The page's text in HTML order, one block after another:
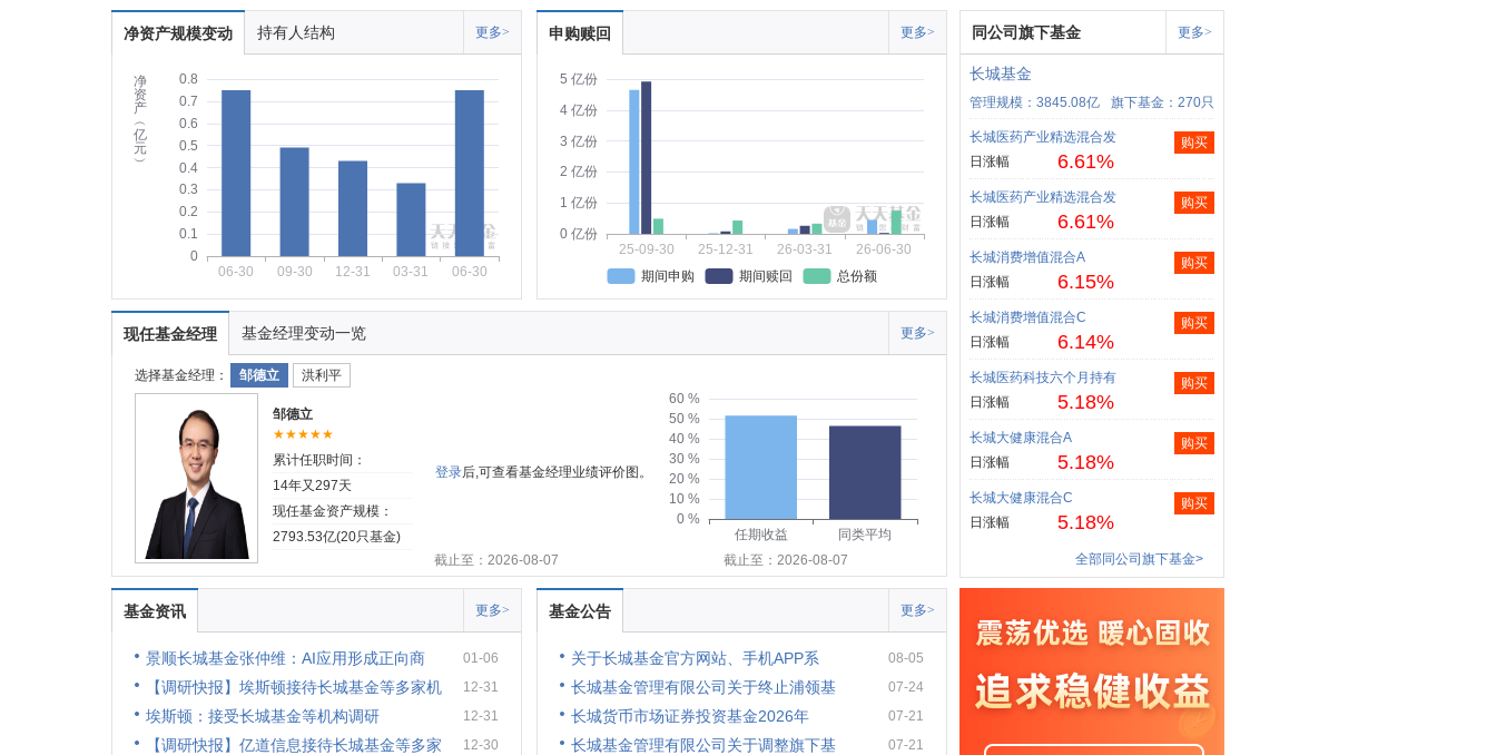
净资产规模变动 持有人结构 更多>
净
资
产
︵
亿
元
︶
0
0.1
0.2
0.3
0.4
0.5
0.6
0.7
0.8
06-30 09-30 12-31 03-31 06-30
申购赎回 更多>
0 亿份
1 亿份
2 亿份
3 亿份
4 亿份
5 亿份
25-09-30 25-12-31 26-03-31
26-06-30
期间申购
期间赎回 总份额
现任基金经理 基金经理变动一览 更多>
选择基金经理： 邹德立 洪利平
邹德立
★★★★★
累计任职时间：
14年又297天
现任基金资产规模：
2793.53亿(20只基金)
登录后,可查看基金经理业绩评价图。
0 %
10 %
20 %
30 %
40 %
50 %
60 %
任期收益
同类平均
截止至：2026-08-07
截止至：2026-08-07
同公司旗下基金 更多>
长城基金
管理规模：3845.08亿 旗下基金：270只
长城医药产业精选混合发
日涨幅
6.61%
购买
长城医药产业精选混合发
日涨幅
6.61%
购买
长城消费增值混合A
日涨幅
6.15%
购买
长城消费增值混合C
日涨幅
6.14%
购买
长城医药科技六个月持有
日涨幅
5.18%
购买
长城大健康混合A
日涨幅
5.18%
购买
长城大健康混合C
日涨幅
5.18%
购买
全部同公司旗下基金>
基金资讯 更多>
景顺长城基金张仲维：AI应用形成正向商 01-06
【调研快报】埃斯顿接待长城基金等多家机 12-31
埃斯顿：接受长城基金等机构调研 12-31
【调研快报】亿道信息接待长城基金等多家 12-30
基金公告 更多>
关于长城基金官方网站、手机APP系 08-05
长城基金管理有限公司关于终止浦领基 07-24
长城货币市场证券投资基金2026年 07-21
长城基金管理有限公司关于调整旗下基 07-21